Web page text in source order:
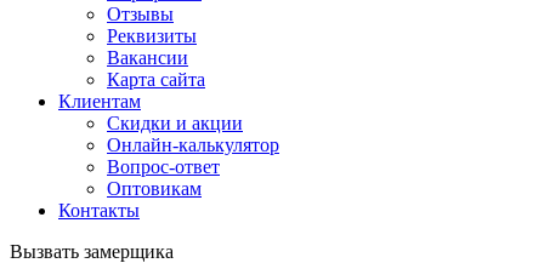
Отзывы
Реквизиты
Вакансии
Карта сайта
Клиентам
Скидки и акции
Онлайн-калькулятор
Вопрос-ответ
Оптовикам
Контакты
Вызвать замерщика